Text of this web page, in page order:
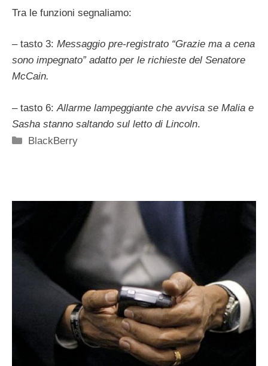
Tra le funzioni segnaliamo:
– tasto 3: Messaggio pre-registrato “Grazie ma a cena
sono impegnato” adatto per le richieste del Senatore
McCain.
– tasto 6: Allarme lampeggiante che avvisa se Malia e
Sasha stanno saltando sul letto di Lincoln.
Categorie
BlackBerry